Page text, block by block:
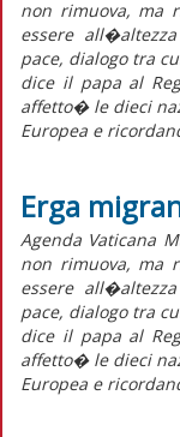
non rimuova, ma
essere
pace, dialogo tra
dice il papa al
affetto� le dieci
Europea e
Erga
Agenda Vaticana
non rimuova, ma
essere
pace, dialogo tra
dice il papa al
affetto� le dieci
Europea e